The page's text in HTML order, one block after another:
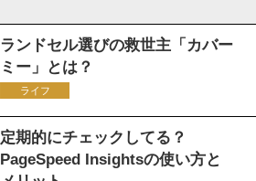
ランドセル選びの救世主「カバー
ミー」とは？
ライフ
定期的にチェックしてる？
PageSpeed Insightsの使い方と